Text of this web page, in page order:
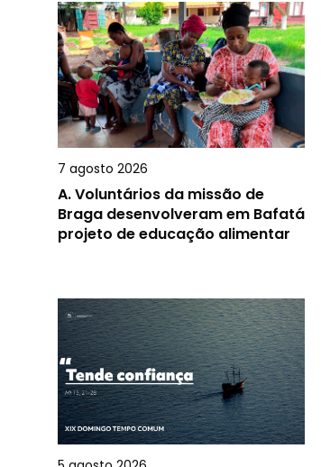
7 agosto 2026
A.Voluntários da missão de
Braga desenvolveram em Bafatá
projeto de educação alimentar